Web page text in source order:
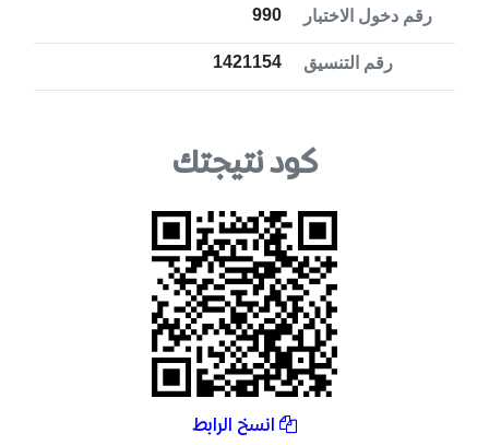
رقم دخول الاختبار 990
رقم التنسيق 1421154
كود نتيجتك
انسخ الرابط